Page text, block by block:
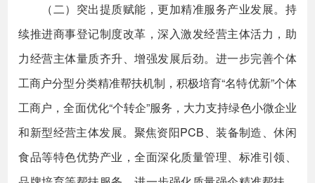
（二）突出提质赋能，更加精准服务产业发展。持
续推进商事登记制度改革，深入激发经营主体活力，助
力经营主体量质齐升、增强发展后劲。进一步完善个体
工商户分型分类精准帮扶机制，积极培育“名特优新”个体
工商户，全面优化“个转企”服务，大力支持绿色小微企业
和新型经营主体发展。聚焦资阳PCB、装备制造、休闲
食品等特色优势产业，全面深化质量管理、标准引领、